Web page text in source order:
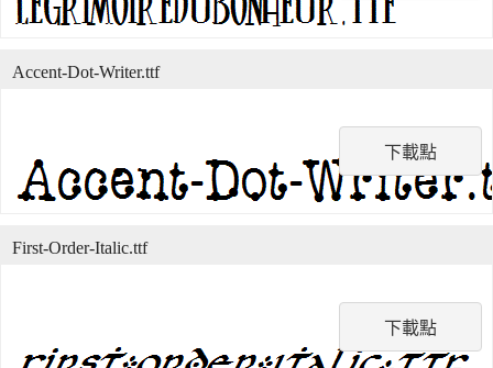
下載點
Accent-Dot-Writer.ttf
下載點
First-Order-Italic.ttf